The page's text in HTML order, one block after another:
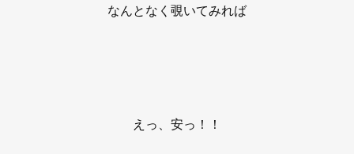
なんとなく覗いてみれば
えっ、安っ！！